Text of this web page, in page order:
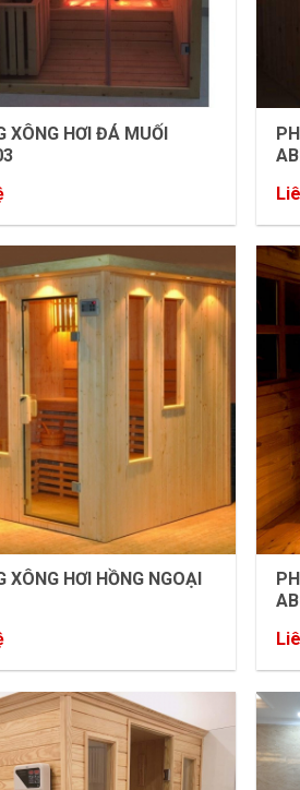
XÔNG HƠI ĐÁ MUỐI
XÔNG HƠI HỒNG NGOẠI